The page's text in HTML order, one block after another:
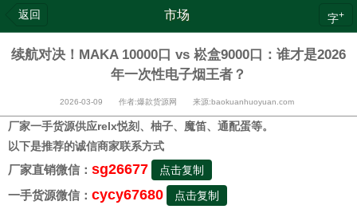
返回 市场 字+
续航对决！MAKA 10000口 vs 崧盒9000口：谁才是2026
年一次性电子烟王者？
2026-03-09 作者:爆款货源网 来源:baokuanhuoyuan.com
厂家一手货源供应relx悦刻、柚子、魔笛、通配蛋等。
以下是推荐的诚信商家联系方式
厂家直销微信： sg26677 点击复制
一手货源微信： cycy67680 点击复制